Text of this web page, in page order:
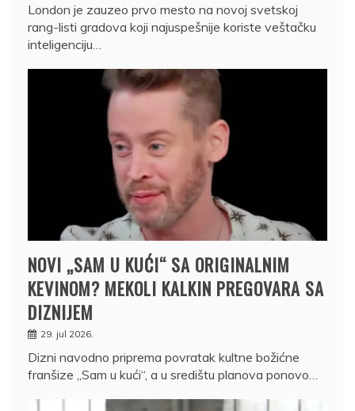
London je zauzeo prvo mesto na novoj svetskoj
rang-listi gradova koji najuspešnije koriste veštačku
inteligenciju…
NOVI „SAM U KUĆI“ SA ORIGINALNIM
KEVINOM? MEKOLI KALKIN PREGOVARA SA
DIZNIJEM
29. jul 2026.
Dizni navodno priprema povratak kultne božićne
franšize „Sam u kući“, a u središtu planova ponovo…